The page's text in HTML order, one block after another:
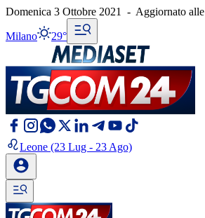
Domenica 3 Ottobre 2021 - Aggiornato alle
Milano 29°
Leone (23 Lug - 23 Ago)